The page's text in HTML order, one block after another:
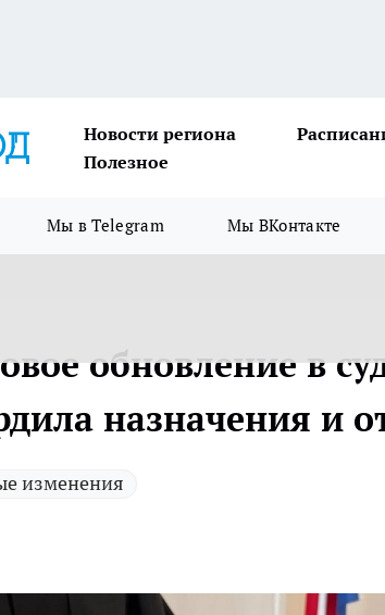
Новости региона
Полезное
Мы в Telegram Мы ВКонтакте
обновление в
назначения и
изменения